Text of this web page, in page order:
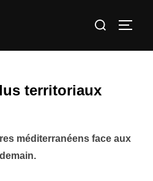
territoriaux
méditerranéens face aux